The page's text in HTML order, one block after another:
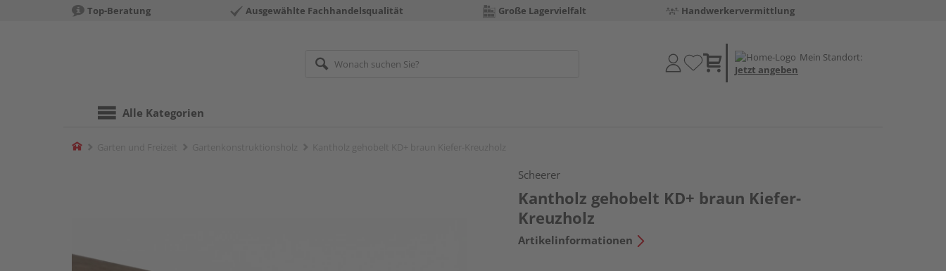
Top-Beratung Ausgewählte Fachhandelsqualität Große Lagervielfalt Handwerkervermittlung
Mein Standort:
Jetzt angeben
Alle Kategorien
Home
Scheerer
Kantholz gehobelt KD+ braun Kiefer-
Kreuzholz
Artikelinformationen